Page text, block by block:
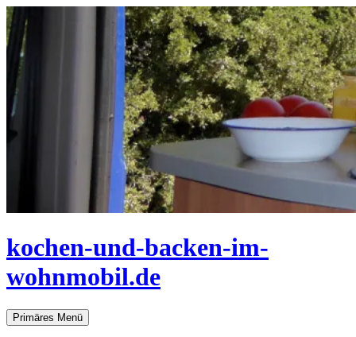
Zum
Inhalt
springen
kochen-und-backen-im-
wohnmobil.de
Suchen
Primäres Menü